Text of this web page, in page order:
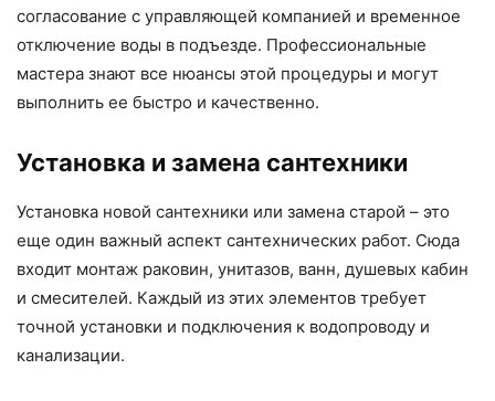
согласование с управляющей компанией и временное
отключение воды в подъезде. Профессиональные
мастера знают все нюансы этой процедуры и могут
выполнить ее быстро и качественно.
Установка и замена сантехники
Установка новой сантехники или замена старой – это
еще один важный аспект сантехнических работ. Сюда
входит монтаж раковин, унитазов, ванн, душевых кабин
и смесителей. Каждый из этих элементов требует
точной установки и подключения к водопроводу и
канализации.